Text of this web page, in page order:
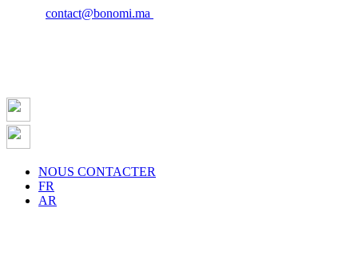
contact@bonomi.ma
NOUS CONTACTER
FR
AR